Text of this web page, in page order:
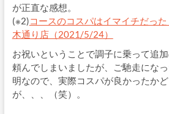
が正直な感想。
(※2)コースのコスパはイマイチだっ
木通り店（2021/5/24）
お祝いということで調子に乗って追
頼んでしまいましたが、ご馳走にな
明なので、実際コスパが良かったか
が、、、（笑）。